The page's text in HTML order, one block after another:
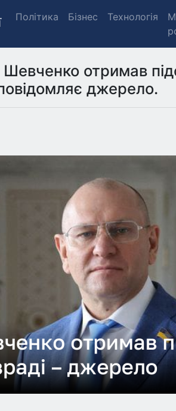
Політика Бізнес Технологія
отримав
джерело.